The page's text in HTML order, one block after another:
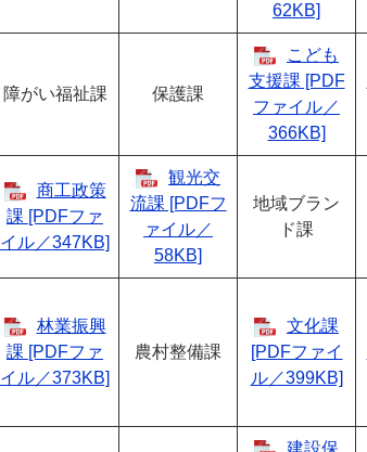
62KB]
障がい福祉課 保護課
こども
支援課 [PDF
ファイル／
366KB]
商工政策
課 [PDFファ
イル／347KB]
観光交
流課 [PDFフ
ァイル／
58KB]
地域ブラン
ド課
林業振興
課 [PDFファ
イル／373KB]
農村整備課
文化課
[PDFファイ
ル／399KB]
建設保